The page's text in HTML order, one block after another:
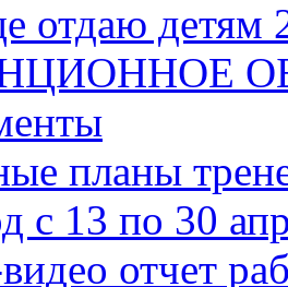
отдаю детям
планы
с 13 по 30
отчет